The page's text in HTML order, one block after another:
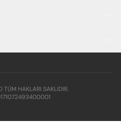
HAKLARI SAKLIDIR.